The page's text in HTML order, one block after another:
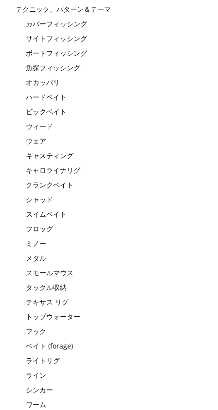
テクニック、パターン＆テーマ
カバーフィッシング
サイトフィッシング
ボートフィッシング
魚探フィッシング
オカッパリ
ハードベイト
ビックベイト
ウィード
ウェア
キャスティング
キャロライナリグ
クランクベイト
シャッド
スイムベイト
フロッグ
ミノー
メタル
スモールマウス
タックル収納
テキサス リグ
トップウォーター
フック
ベイト (forage)
ライトリグ
ライン
シンカー
ワーム